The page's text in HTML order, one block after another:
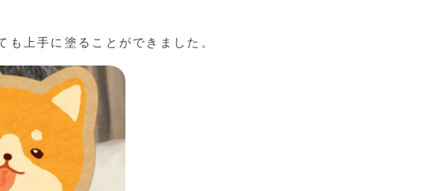
上手に塗ることができました。